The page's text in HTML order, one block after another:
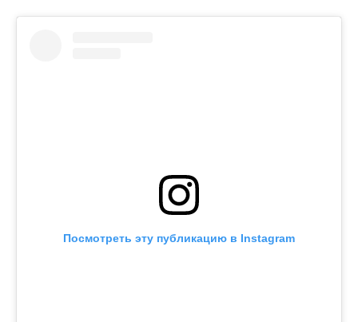
Посмотреть эту публикацию в Instagram